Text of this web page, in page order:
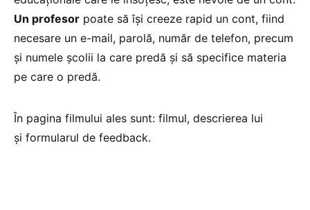
Un profesor poate să își creeze rapid un cont, fiind
necesare un e-mail, parolă, număr de telefon, precum
și numele școlii la care predă și să specifice materia
pe care o predă.
În pagina filmului ales sunt: filmul, descrierea lui
și formularul de feedback.